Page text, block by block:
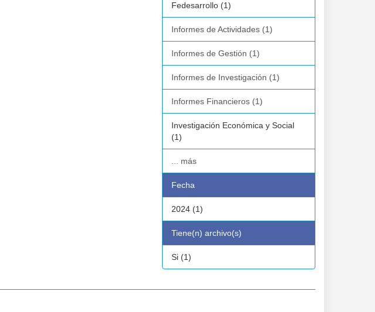
Fedesarrollo (1)
Informes de Actividades (1)
Informes de Gestión (1)
Informes de Investigación (1)
Informes Financieros (1)
Investigación Económica y Social
(1)
... más
Fecha
2024 (1)
Tiene(n) archivo(s)
Si (1)